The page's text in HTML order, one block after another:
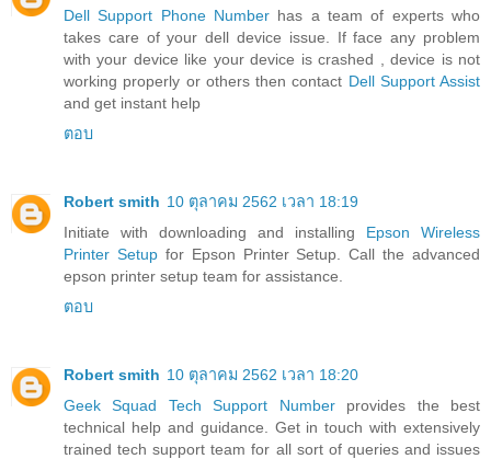
Dell Support Phone Number has a team of experts who
takes care of your dell device issue. If face any problem
with your device like your device is crashed , device is not
working properly or others then contact Dell Support Assist
and get instant help
ตอบ
Robert smith 10 ตุลาคม 2562 เวลา 18:19
Initiate with downloading and installing Epson Wireless
Printer Setupfor Epson Printer Setup. Call the advanced
epson printer setup team for assistance.
ตอบ
Robert smith 10 ตุลาคม 2562 เวลา 18:20
Geek Squad Tech Support Numberprovides the best
technical help and guidance. Get in touch with extensively
trained tech support team for all sort of queries and issues